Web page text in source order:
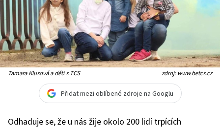
Tamara Klusová a děti s TCS zdroj: www.betcs.cz
Přidat mezi oblíbené zdroje na Googlu
Odhaduje se, že u nás žije okolo 200 lidí trpících